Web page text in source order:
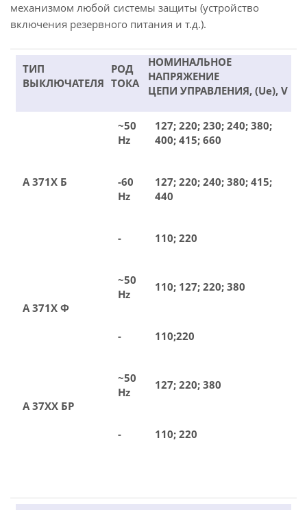
механизмом любой системы защиты (устройство
включения резервного питания и т.д.).
ТИП
ВЫКЛЮЧАТЕЛЯ
РОД
ТОКА
НОМИНАЛЬНОЕ
НАПРЯЖЕНИЕ
ЦЕПИ УПРАВЛЕНИЯ, (Ue), V
А 371Х Б
~50
Hz
127; 220; 230; 240; 380;
400; 415; 660
-60
Hz
127; 220; 240; 380; 415;
440
- 110; 220
А 371Х Ф
~50
Hz
110; 127; 220; 380
- 110;220
А 37ХХ БР
~50
Hz
127; 220; 380
- 110; 220